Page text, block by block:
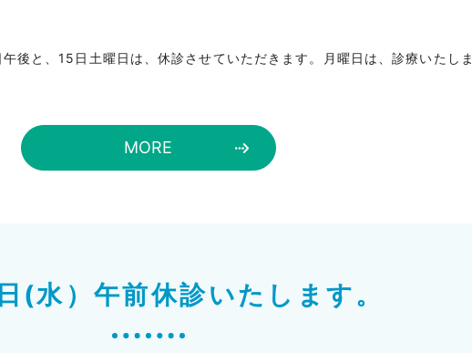
後と、15日土曜日は、休診させていただきます。月曜日は、診療いたしま
MORE
(水）午前休診いたします。